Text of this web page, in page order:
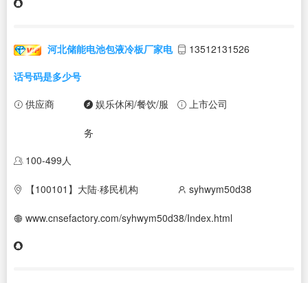
河北储能电池包液冷板厂家电
话号码是多少号
13512131526
供应商 娱乐休闲/餐饮/服
务
上市公司
100-499人
【100101】大陆·移民机构 syhwym50d38
www.cnsefactory.com/syhwym50d38/Index.html